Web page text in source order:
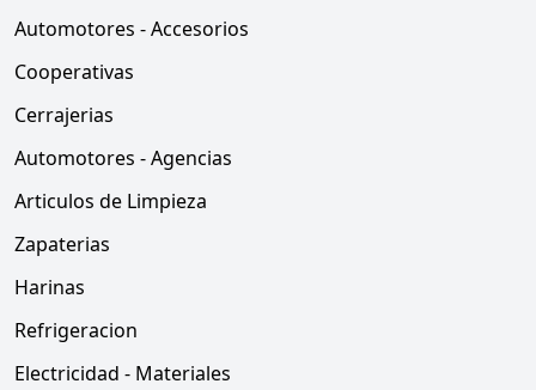
Automotores - Accesorios
Cooperativas
Cerrajerias
Automotores - Agencias
Articulos de Limpieza
Zapaterias
Harinas
Refrigeracion
Electricidad - Materiales